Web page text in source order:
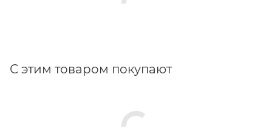
С этим товаром покупают